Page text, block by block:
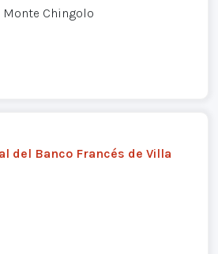
Monte Chingolo
del Banco Francés de Villa